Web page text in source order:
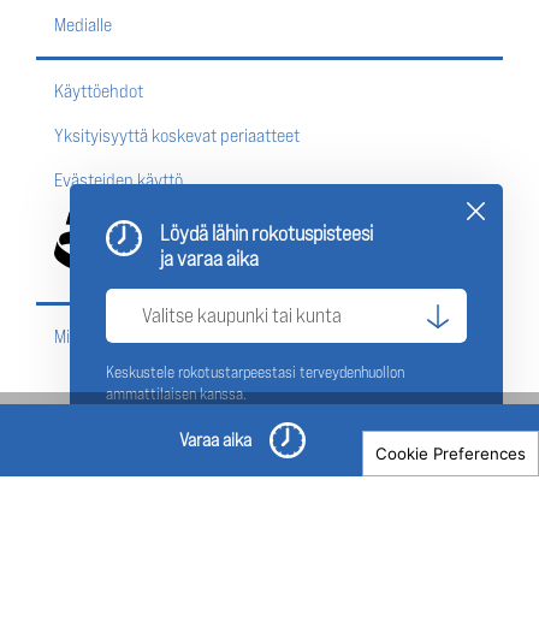
Löydä lähin rokotuspisteesi
ja varaa aika
Keskustele rokotustarpeestasi terveydenhuollon
ammattilaisen kanssa.
Medialle
Käyttöehdot
Yksityisyyttä koskevat periaatteet
Evästeiden käyttö
Missä rokottautua?
Varaa aika
© PFIZER OY 2007–2019
Tietokuja 4, 00330 Helsinki
Cookie Preferences